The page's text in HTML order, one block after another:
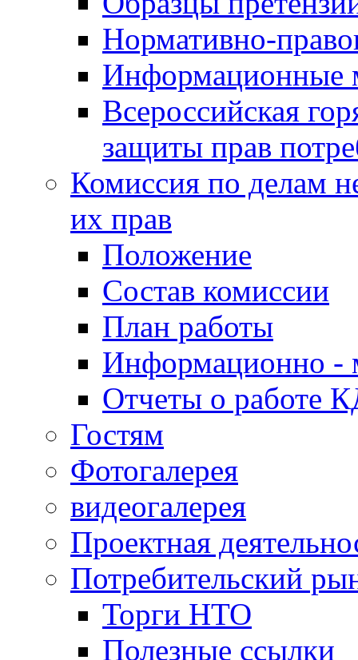
Нормативно-
Информационные
Всероссийская
защиты прав
Комиссия по делам
их прав
Положение
Состав комиссии
План работы
Информационно -
Отчеты о работе
Гостям
Фотогалерея
видеогалерея
Проектная
Потребительский
Торги НТО
Полезные ссылки